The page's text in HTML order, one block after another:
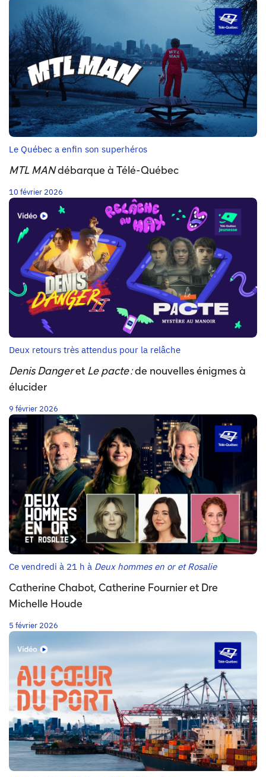
Le Québec a enfin son superhéros
MTL MANdébarque à Télé-Québec
10 février 2026
Deux retours très attendus pour la relâche
Denis Dangeret Le pacte :de nouvelles énigmes à
élucider
9 février 2026
Ce vendredi à 21 h à Deux hommes en or et Rosalie
Catherine Chabot, Catherine Fournier et Dre
Michelle Houde
5 février 2026